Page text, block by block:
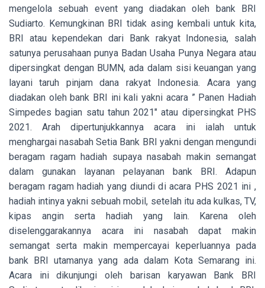
mengelola sebuah event yang diadakan oleh bank BRI
Sudiarto. Kemungkinan BRI tidak asing kembali untuk kita,
BRI atau kependekan dari Bank rakyat Indonesia, salah
satunya perusahaan punya Badan Usaha Punya Negara atau
dipersingkat dengan BUMN, ada dalam sisi keuangan yang
layani taruh pinjam dana rakyat Indonesia. Acara yang
diadakan oleh bank BRI ini kali yakni acara ” Panen Hadiah
Simpedes bagian satu tahun 2021″ atau dipersingkat PHS
2021. Arah dipertunjukkannya acara ini ialah untuk
menghargai nasabah Setia Bank BRI yakni dengan mengundi
beragam ragam hadiah supaya nasabah makin semangat
dalam gunakan layanan pelayanan bank BRI. Adapun
beragam ragam hadiah yang diundi di acara PHS 2021 ini ,
hadiah intinya yakni sebuah mobil, setelah itu ada kulkas, TV,
kipas angin serta hadiah yang lain. Karena oleh
diselenggarakannya acara ini nasabah dapat makin
semangat serta makin mempercayai keperluannya pada
bank BRI utamanya yang ada dalam Kota Semarang ini.
Acara ini dikunjungi oleh barisan karyawan Bank BRI